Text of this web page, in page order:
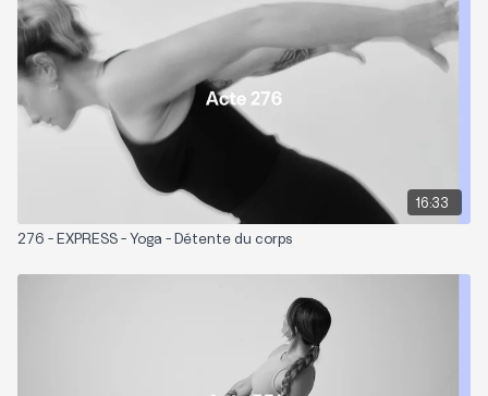
Playlist suggérée: Word
16:33
276 - EXPRESS - Yoga - Détente du corps